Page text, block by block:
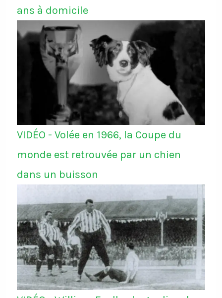
ans à domicile
VIDÉO - Volée en 1966, la Coupe du
monde est retrouvée par un chien
dans un buisson